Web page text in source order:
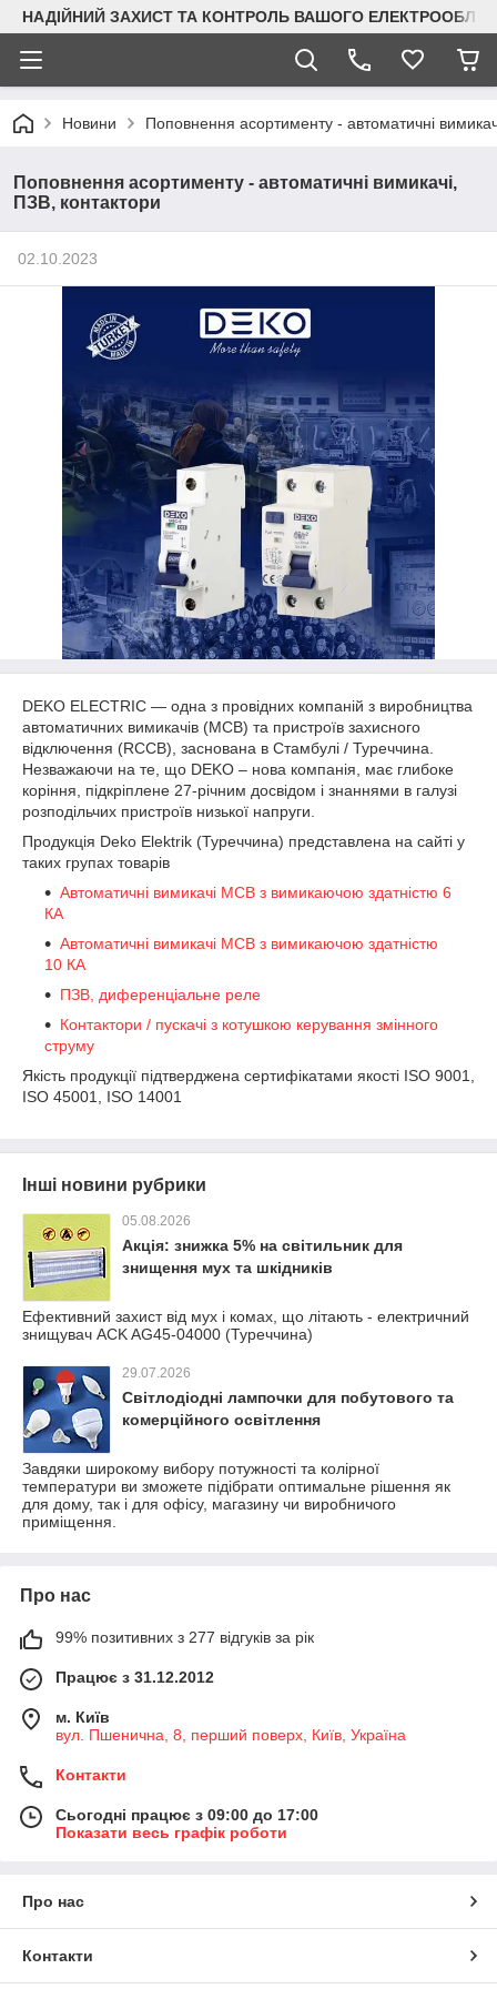
НАДІЙНИЙ ЗАХИСТ ТА КОНТРОЛЬ ВАШОГО
Новини Поповнення асортименту - автоматичні
Поповнення асортименту - автоматичні вимикачі,
ПЗВ, контактори
02.10.2023
DEKO ELECTRIC — одна з провідних компаній з виробництва
автоматичних вимикачів (MCB) та пристроїв захисного
відключення (RCCB), заснована в Стамбулі / Туреччина.
Незважаючи на те, що DEKO – нова компанія, має глибоке
коріння, підкріплене 27-річним досвідом і знаннями в галузі
розподільчих пристроїв низької напруги.
Продукція Deko Elektrik (Туреччина) представлена на сайті у
таких групах товарів
Автоматичні вимикачі MCB з вимикаючою здатністю 6
КА
Автоматичні вимикачі MCB з вимикаючою здатністю
10 КА
ПЗВ, диференціальне реле
Контактори / пускачі з котушкою керування змінного
струму
Якість продукції підтверджена сертифікатами якості ISO 9001,
ISO 45001, ISO 14001
Інші новини рубрики
05.08.2026
Акція: знижка 5% на світильник для
знищення мух та шкідників
Ефективний захист від мух і комах, що літають - електричний
знищувач ACK AG45-04000 (Туреччина)
29.07.2026
Світлодіодні лампочки для побутового та
комерційного освітлення
Завдяки широкому вибору потужності та колірної
температури ви зможете підібрати оптимальне рішення як
для дому, так і для офісу, магазину чи виробничого
приміщення.
Про нас
99% позитивних з 277 відгуків за рік
Працює з 31.12.2012
м. Київ
вул. Пшенична, 8, перший поверх, Київ, Україна
Контакти
Сьогодні працює з 09:00 до 17:00
Показати весь графік роботи
Про нас
Контакти